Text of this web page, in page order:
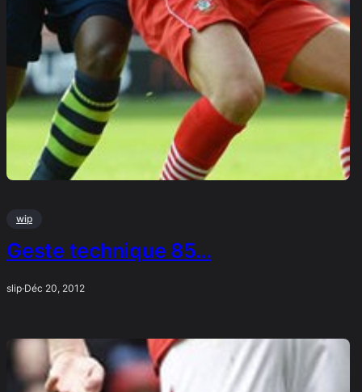
wip
Geste technique 85…
slip·Déc 20, 2012